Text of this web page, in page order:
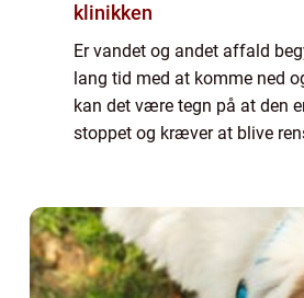
klinikken
Er vandet og andet affald
lang tid med at komme ned
kan det være tegn på at den
stoppet og kræver at blive